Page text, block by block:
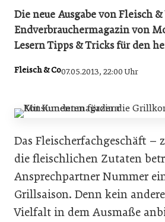
Die neue Ausgabe von Fleisch
Endverbrauchermagazin von
Lesern Tipps & Tricks für den
Fleisch & Co07.05.2013, 22:00 Uhr
Das Fleischerfachgeschäft –
die fleischlichen Zutaten
Ansprechpartner Nummer
Grillsaison. Denn kein
Vielfalt in dem Ausmaße